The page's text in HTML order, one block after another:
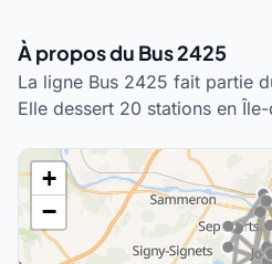
À propos du Bus 2425
La ligne Bus 2425 fait partie
Elle dessert 20 stations en
+
−